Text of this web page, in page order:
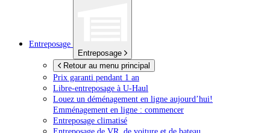
Entreposage
Entreposage
Retour au menu principal
Prix garanti pendant 1 an
Libre-entreposage à U-Haul
Louez un déménagement en ligne aujourd’hui!
Emménagement en ligne : commencer
Entreposage climatisé
Entreposage de VR, de voiture et de bateau